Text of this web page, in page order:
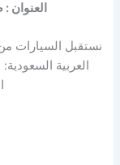
العنوان
نستقبل السيارات
العربية